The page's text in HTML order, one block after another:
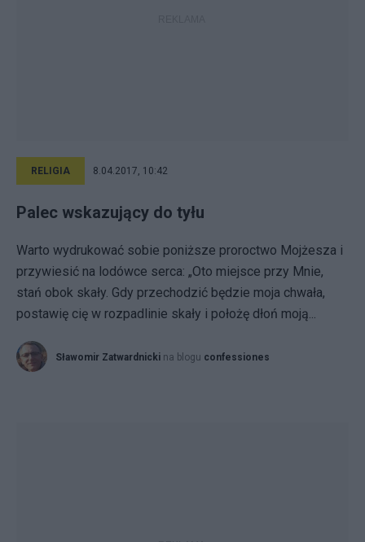
RELIGIA 8.04.2017, 10:42
Palec wskazujący do tyłu
Warto wydrukować sobie poniższe proroctwo Mojżesza i
przywiesić na lodówce serca: „Oto miejsce przy Mnie,
stań obok skały. Gdy przechodzić będzie moja chwała,
postawię cię w rozpadlinie skały i położę dłoń moją...
Sławomir Zatwardnicki na blogu confessiones